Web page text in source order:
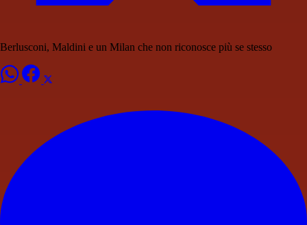
Berlusconi, Maldini e un Milan che non riconosce più se stesso